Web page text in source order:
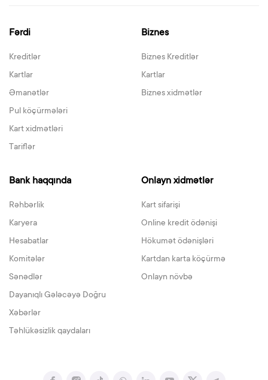
Fərdi
Kreditlər
Kartlar
Əmanətlər
Pul köçürmələri
Kart xidmətləri
Tariflər
Biznes
Biznes Kreditlər
Kartlar
Biznes xidmətlər
Bank haqqında
Rəhbərlik
Karyera
Hesabatlar
Komitələr
Sənədlər
Dayanıqlı Gələcəyə Doğru
Xəbərlər
Təhlükəsizlik qaydaları
Onlayn xidmətlər
Kart sifarişi
Online kredit ödənişi
Hökumət ödənişləri
Kartdan karta köçürmə
Onlayn növbə